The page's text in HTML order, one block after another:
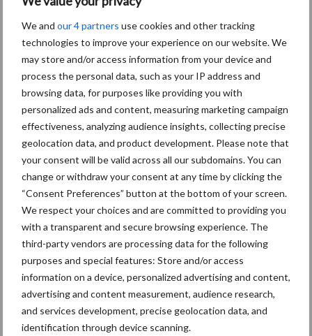
We and our 4 partners use cookies and other tracking
technologies to improve your experience on our website. We
may store and/or access information from your device and
process the personal data, such as your IP address and
browsing data, for purposes like providing you with
personalized ads and content, measuring marketing campaign
effectiveness, analyzing audience insights, collecting precise
geolocation data, and product development. Please note that
your consent will be valid across all our subdomains. You can
change or withdraw your consent at any time by clicking the
“Consent Preferences” button at the bottom of your screen.
We respect your choices and are committed to providing you
with a transparent and secure browsing experience. The
third-party vendors are processing data for the following
purposes and special features: Store and/or access
information on a device, personalized advertising and content,
advertising and content measurement, audience research,
and services development, precise geolocation data, and
identification through device scanning.
Primaire
Sidebar
Recent nieuws Partner nieuws
7 aug
Grondstoffenmarkt blijft grillig:
Themapagina's
Diergezondheid Bemesting Fokkerij
Bedrijfsnieuws
Ligbox &
Voerhekken
Toon meer